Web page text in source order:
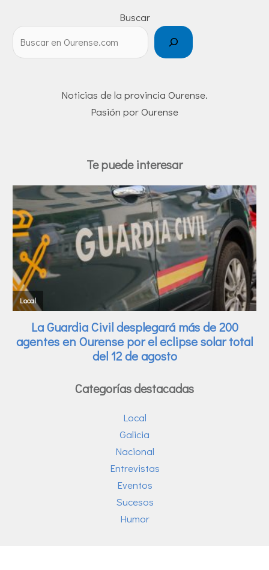
Buscar
Noticias de la provincia Ourense.
Pasión por Ourense
Te puede interesar
Categorías destacadas
Local
Galicia
Nacional
Entrevistas
Eventos
Sucesos
Humor